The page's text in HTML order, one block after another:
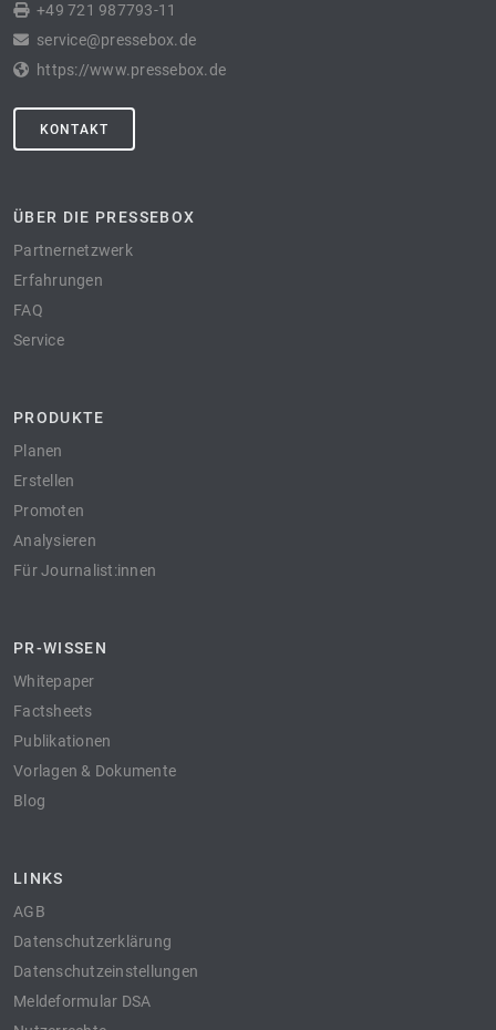
+49 721 987793-11
service@pressebox.de
https://www.pressebox.de
KONTAKT
ÜBER DIE PRESSEBOX
Partnernetzwerk
Erfahrungen
FAQ
Service
PRODUKTE
Planen
Erstellen
Promoten
Analysieren
Für Journalist:innen
PR-WISSEN
Whitepaper
Factsheets
Publikationen
Vorlagen & Dokumente
Blog
LINKS
AGB
Datenschutzerklärung
Datenschutzeinstellungen
Meldeformular DSA